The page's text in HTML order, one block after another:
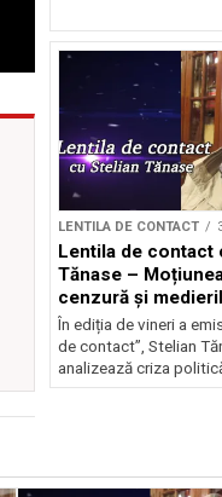
LENTILA DE CONTACT
Lentila de contact
Tănase –
cenzură și
Nicușor
În ediția de vineri a
de contact”, Stelian
analizează criza